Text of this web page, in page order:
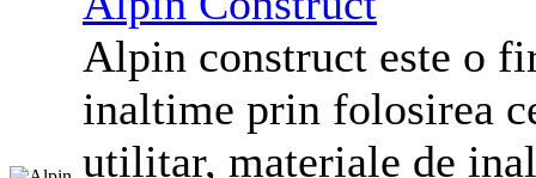
Alpin construct este o
inaltime prin folosirea
utilitar, materiale de